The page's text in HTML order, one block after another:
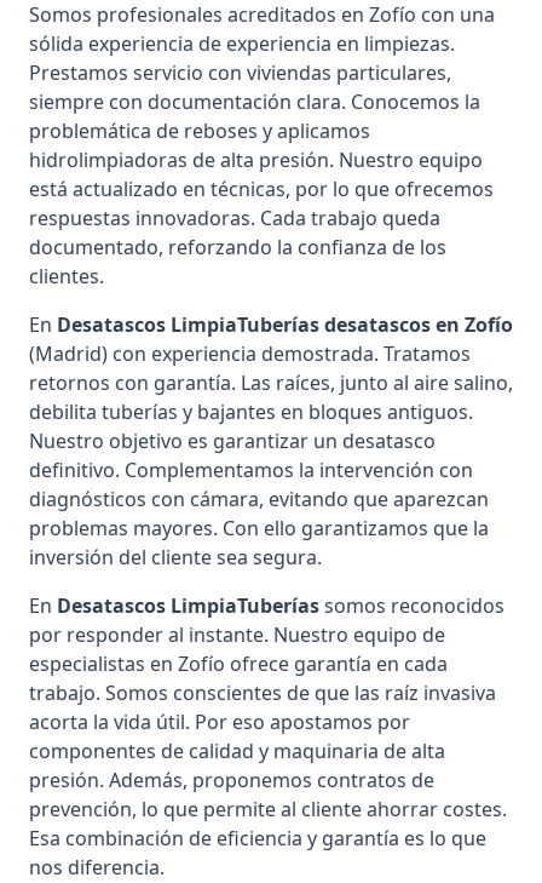
Somos profesionales acreditados en Zofío con una
sólida experiencia de experiencia en limpiezas.
Prestamos servicio con viviendas particulares,
siempre con documentación clara. Conocemos la
problemática de reboses y aplicamos
hidrolimpiadoras de alta presión. Nuestro equipo
está actualizado en técnicas, por lo que ofrecemos
respuestas innovadoras. Cada trabajo queda
documentado, reforzando la confianza de los
clientes.
En Desatascos LimpiaTuberíasdesatascos en Zofío
(Madrid) con experiencia demostrada. Tratamos
retornos con garantía. Las raíces, junto al aire salino,
debilita tuberías y bajantes en bloques antiguos.
Nuestro objetivo es garantizar un desatasco
definitivo. Complementamos la intervención con
diagnósticos con cámara, evitando que aparezcan
problemas mayores. Con ello garantizamos que la
inversión del cliente sea segura.
En Desatascos LimpiaTuberíassomos reconocidos
por responder al instante. Nuestro equipo de
especialistas en Zofío ofrece garantía en cada
trabajo. Somos conscientes de que las raíz invasiva
acorta la vida útil. Por eso apostamos por
componentes de calidad y maquinaria de alta
presión. Además, proponemos contratos de
prevención, lo que permite al cliente ahorrar costes.
Esa combinación de eficiencia y garantía es lo que
nos diferencia.